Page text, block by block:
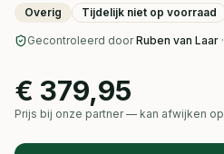
Overig Tijdelijk niet op voorraad
Gecontroleerd door Ruben van Laar
€ 379,95
Prijs bij onze partner — kan afwijken